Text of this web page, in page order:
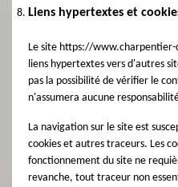
Liens hypertextes et
Le site https://
liens hypertextes vers d'autres
pas la possibilité de vérifier le
n'assumera aucune
La navigation sur le site est
cookies et autres traceurs. Les
fonctionnement du site ne
revanche, tout traceur non